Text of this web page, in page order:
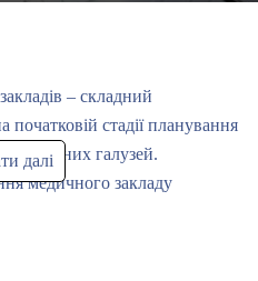
– складний
стадії
з різних галузей.
медичного закладу
далі